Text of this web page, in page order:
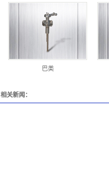
巴类
相关新闻：